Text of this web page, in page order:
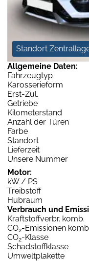
Standort
Allgemeine Daten:
Fahrzeugtyp
Karosserieform
Erst-Zul.
Getriebe
Kilometerstand
Anzahl der Türen
Farbe
Standort
Lieferzeit
Unsere Nummer
Motor:
kW / PS
Treibstoff
Hubraum
Verbrauch und
Kraftstoffverbr. komb.
CO2-Emissionen
CO2-Klasse
Schadstoffklasse
Umweltplakette